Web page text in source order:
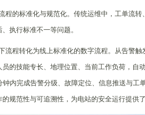
的标准化与规范化。传统运维中，工单流转
执行标准不一等问题。
程转化为线上标准化的数字流程。从告警触
的技能专长、地理位置、当前工作负荷，自
内完成告警分级、故障定位、信息推送与工
规范性与可追溯性，为电站的安全运行提供了